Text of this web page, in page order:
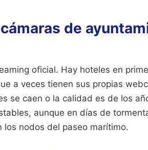
de
oficial. Hay hoteles en
a veces tienen sus propias
se caen o la calidad es de los
aunque en días de
nodos del paseo marítimo.